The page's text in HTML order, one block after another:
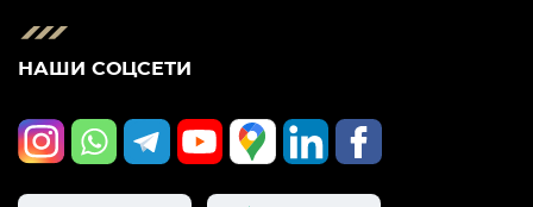
НАШИ СОЦСЕТИ